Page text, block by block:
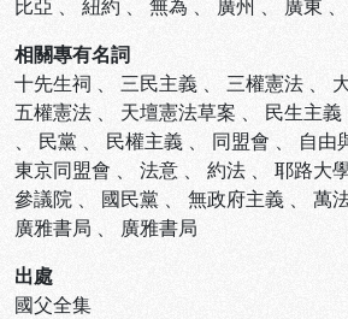
比亞 、 紐約 、 無為 、 廣州 、 廣東 、
相關專有名詞
十先生祠 、 三民主義 、 三權憲法 、
五權憲法 、 天壇憲法草案 、 民生主義
、 民黨 、 民權主義 、 同盟會 、 自由
東京同盟會 、 法意 、 約法 、 耶路大
參議院 、 國民黨 、 無政府主義 、 萬
廣雅書局 、 廣雅書局
出處
國父全集